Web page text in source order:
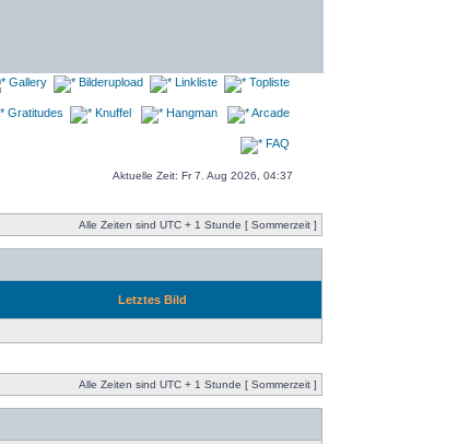
Gallery Bilderupload Linkliste Topliste
Gratitudes Knuffel Hangman Arcade
FAQ
Aktuelle Zeit: Fr 7. Aug 2026, 04:37
Alle Zeiten sind UTC + 1 Stunde [ Sommerzeit ]
Letztes Bild
Alle Zeiten sind UTC + 1 Stunde [ Sommerzeit ]